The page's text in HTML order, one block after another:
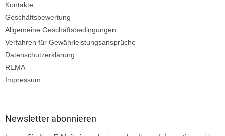
Kontakte
Geschäftsbewertung
Allgemeine Geschäftsbedingungen
Verfahren für Gewährleistungsansprüche
Datenschutzerklärung
REMA
Impressum
Newsletter abonnieren